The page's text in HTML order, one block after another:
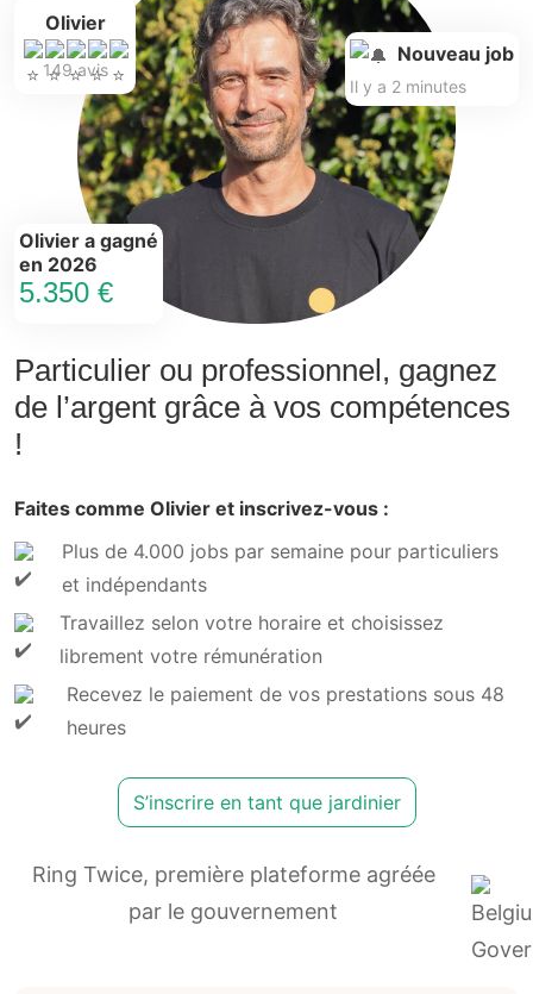
Particulier ou professionnel, gagnez
de l’argent grâce à vos compétences
!
Faites comme Olivier et inscrivez-vous :
Plus de 4.000 jobs par semaine pour particuliers
et indépendants
Travaillez selon votre horaire et choisissez
librement votre rémunération
Recevez le paiement de vos prestations sous 48
heures
S’inscrire en tant que jardinier
Olivier
149 avis
Olivier a gagné
en 2026
5.350 €
Nouveau job
Il y a 2 minutes
Ring Twice, première plateforme agréée
par le gouvernement